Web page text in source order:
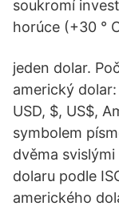
soukromí
horúce (+30 °
jeden dolar.
americký
USD, $, US$,
symbolem
dvěma
dolaru podle
amerického